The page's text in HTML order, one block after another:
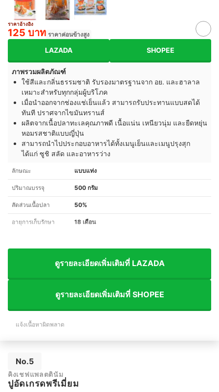
ราคาอ้างอิง
125 บาท ราคาค่อนข้างสูง
LAZADA SHOPEE
ภาพรวมผลิตภัณฑ์
ใช้สีและกลิ่นธรรมชาติ รับรองมาตรฐานจาก อย. และฮาลาล
เหมาะสำหรับทุกกลุ่มผู้บริโภค
เมื่อนำออกจากช่องแช่เย็นแล้ว สามารถรับประทานแบบสดได้
ทันที ปราศจากไขมันทรานส์
ผลิตจากเนื้อปลาทะเลคุณภาพดี เนื้อแน่น เหนียวนุ่ม และยืดหยุ่น
หอมรสชาติแบบญี่ปุ่น
สามารถนำไปประกอบอาหารได้ทั้งเมนูเย็นและเมนูปรุงสุก
ได้แก่ ซูชิ สลัด และอาหารว่าง
ลักษณะ แบบแท่ง
ปริมาณบรรจุ 500 กรัม
สัดส่วนเนื้อปลา 50%
อายุการเก็บรักษา 18 เดือน
ดูรายละเอียดเพิ่มเติมที่ LAZADA
ดูรายละเอียดเพิ่มเติมที่ SHOPEE
แจ้งเนื้อหาผิดพลาด
No.5
คิงเชฟแพลตตินัม
ปูอัดเกรดพรีเมี่ยม